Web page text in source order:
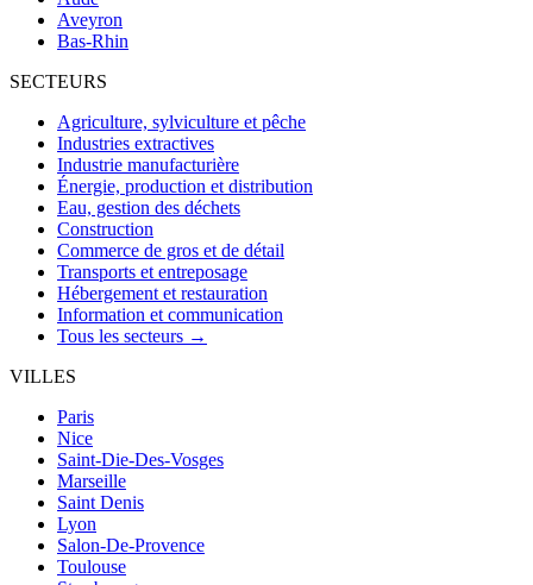
Aveyron
Bas-Rhin
SECTEURS
Agriculture, sylviculture et pêche
Industries extractives
Industrie manufacturière
Énergie, production et distribution
Eau, gestion des déchets
Construction
Commerce de gros et de détail
Transports et entreposage
Hébergement et restauration
Information et communication
Tous les secteurs →
VILLES
Paris
Nice
Saint-Die-Des-Vosges
Marseille
Saint Denis
Lyon
Salon-De-Provence
Toulouse